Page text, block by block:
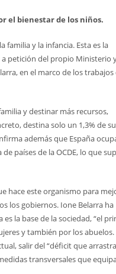
el bienestar de los niños.
familia y la infancia. Esta es la
a petición del propio Ministerio
en el marco de los trabajos
y destinar más recursos,
destina solo un 1,3% de
además que España
países de la OCDE, lo que
hace este organismo para
los gobiernos. Ione Belarra ha
la base de la sociedad, “el
y también por los abuelos.
salir del “déficit que arrastra
transversales que